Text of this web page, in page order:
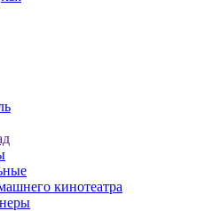
кинотеатра